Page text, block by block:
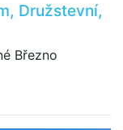
Družstevní,
Březno